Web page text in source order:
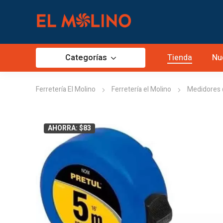
Categorías Tienda
Ferretería El Molino Ferretería el Molino Medidores
AHORRA: $83